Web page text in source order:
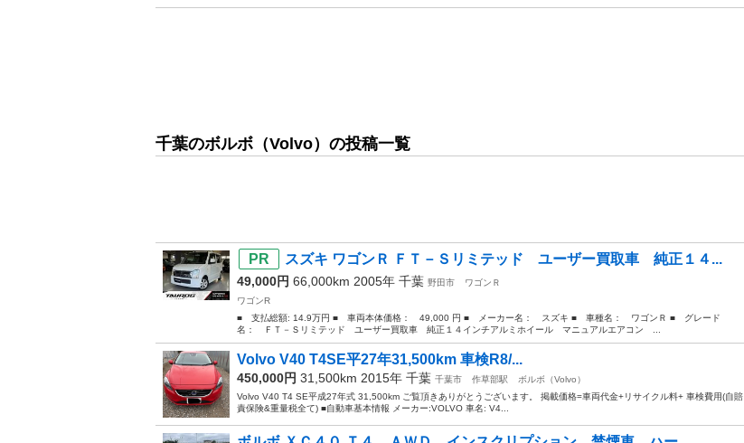
千葉のボルボ（Volvo）の投稿一覧
スズキ ワゴンＲ ＦＴ－Ｓリミテッド ユーザー買取車 純正１４...
49,000円 66,000km 2005年 千葉 野田市
ワゴンＲ
ワゴンR
■ 支払総額: 14.9万円 ■ 車両本体価格： 49,000 円 ■ メーカー名： スズキ ■ 車種名： ワゴンＲ ■ グレード
名： ＦＴ－Ｓリミテッド ユーザー買取車 純正１４インチアルミホイール マニュアルエアコン ...
Volvo V40 T4SE平27年31,500km 車検R8/...
450,000円 31,500km 2015年 千葉 千葉市 作草部駅
ボルボ（Volvo）
Volvo V40 T4 SE平成27年式 31,500km ご覧頂きありがとうございます。 掲載価格=車両代金+リサイクル料+ 車検費用(自賠
責保険&重量税全て) ■自動車基本情報 メーカー:VOLVO 車名: V4...